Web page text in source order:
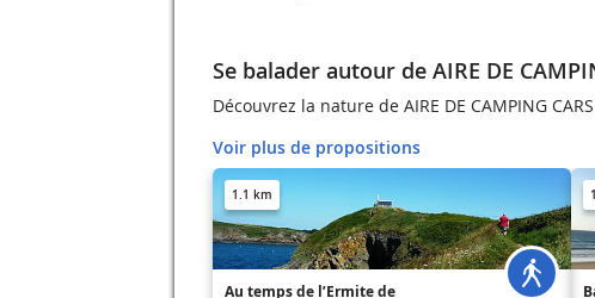
Se balader autour de AIRE DE
Découvrez la nature de AIRE DE CAMPING
Voir plus de propositions
1.1 km
Au temps de l’Ermite de